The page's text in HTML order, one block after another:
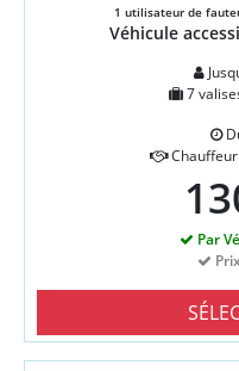
1 utilisateur de
Véhicule
7
Par